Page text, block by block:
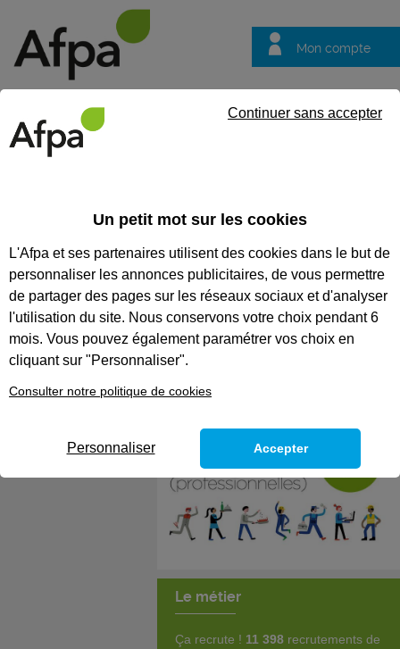
Mon compte
questions
Agent, agente de
maintenance en
chauffage
Le métier
Ça recrute ! 11 398 recrutements de
Un petit mot sur les cookies
L'Afpa et ses partenaires utilisent des cookies dans le but de
personnaliser les annonces publicitaires, de vous permettre
de partager des pages sur les réseaux sociaux et d'analyser
l'utilisation du site. Nous conservons votre choix pendant 6
mois. Vous pouvez également paramétrer vos choix en
cliquant sur "Personnaliser".
Consulter notre politique de cookies
Continuer sans accepter
Personnaliser Accepter